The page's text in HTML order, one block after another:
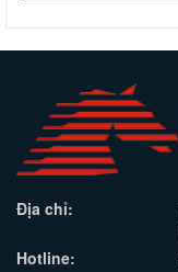
Địa chỉ:
Hotline: